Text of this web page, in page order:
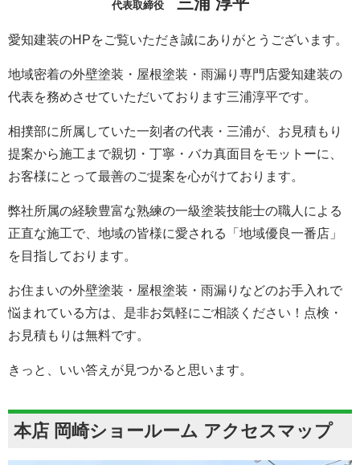
代表取締役
愛知建装のHPをご覧いただき誠にありがとうございます。
地域密着の外壁塗装・屋根塗装・雨漏り専門店愛知建装の
代表を務めさせていただいております三浦淳平です。
相撲部に所属していた一刻者の代表・三浦が、お見積もり
提案から施工まで親切・丁寧・バカ真面目をモットーに、
お客様にとって最善のご提案を心がけております。
弊社所属の経験豊富な熟練の一級塗装技能士の職人による
正直な施工で、地域の皆様に愛される「地域優良一番店」
を目指しております。
お住まいの外壁塗装・屋根塗装・雨漏りなどのお手入れで
悩まれている方は、是非お気軽にご相談ください！点検・
お見積もりは無料です。
きっと、いい答えが見つかると思います。
本店 岡崎ショールーム アクセスマップ